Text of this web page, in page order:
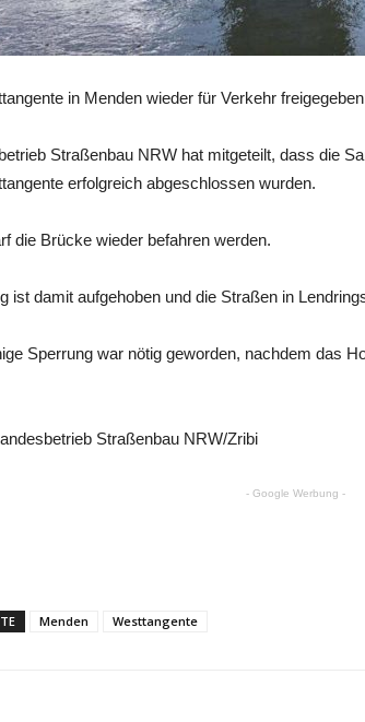
in Menden wieder für Verkehr
Straßenbau NRW hat mitgeteilt, dass die
erfolgreich abgeschlossen wurden.
die Brücke wieder befahren werden.
ist damit aufgehoben und die Straßen in
Sperrung war nötig geworden, nachdem das
Straßenbau NRW/Zribi
- Google Werbung -
Menden Westtangente